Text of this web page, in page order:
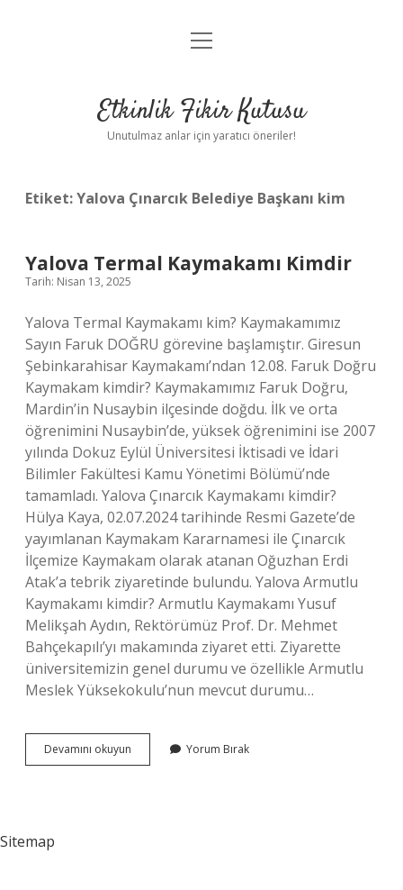
Anasayfa
Yasal Uyarı
menüyü
Etkinlik Fikir Kutusu
Unutulmaz anlar için yaratıcı öneriler!
Etiket:Yalova Çınarcık Belediye Başkanı kim
Yalova Termal Kaymakamı Kimdir
Tarih: Nisan 13, 2025
Yalova Termal Kaymakamı kim? Kaymakamımız
Sayın Faruk DOĞRU görevine başlamıştır. Giresun
Şebinkarahisar Kaymakamı’ndan 12.08. Faruk Doğru
Kaymakam kimdir? Kaymakamımız Faruk Doğru,
Mardin’in Nusaybin ilçesinde doğdu. İlk ve orta
öğrenimini Nusaybin’de, yüksek öğrenimini ise 2007
yılında Dokuz Eylül Üniversitesi İktisadi ve İdari
Bilimler Fakültesi Kamu Yönetimi Bölümü’nde
tamamladı. Yalova Çınarcık Kaymakamı kimdir?
Hülya Kaya, 02.07.2024 tarihinde Resmi Gazete’de
yayımlanan Kaymakam Kararnamesi ile Çınarcık
İlçemize Kaymakam olarak atanan Oğuzhan Erdi
Atak’a tebrik ziyaretinde bulundu. Yalova Armutlu
Kaymakamı kimdir? Armutlu Kaymakamı Yusuf
Melikşah Aydın, Rektörümüz Prof. Dr. Mehmet
Bahçekapılı’yı makamında ziyaret etti. Ziyarette
üniversitemizin genel durumu ve özellikle Armutlu
Meslek Yüksekokulu’nun mevcut durumu…
Devamını okuyun
Termal
Yorum Bırak
Sitemap